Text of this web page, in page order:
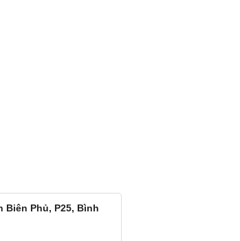
Biên Phủ, P25, Bình